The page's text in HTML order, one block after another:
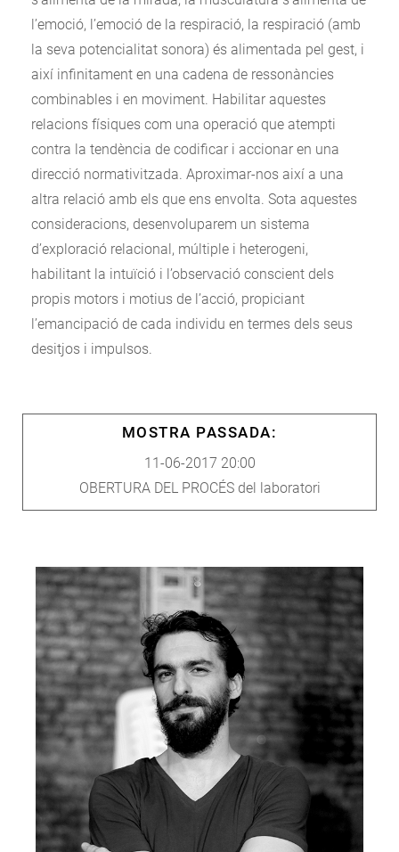
l’emoció, l’emoció de la respiració, la respiració (amb
la seva potencialitat sonora) és alimentada pel gest, i
així infinitament en una cadena de ressonàncies
combinables i en moviment. Habilitar aquestes
relacions físiques com una operació que atempti
contra la tendència de codificar i accionar en una
direcció normativitzada. Aproximar-nos així a una
altra relació amb els que ens envolta. Sota aquestes
consideracions, desenvoluparem un sistema
d’exploració relacional, múltiple i heterogeni,
habilitant la intuïció i l’observació conscient dels
propis motors i motius de l’acció, propiciant
l’emancipació de cada individu en termes dels seus
desitjos i impulsos.
MOSTRA PASSADA:
11-06-2017 20:00
OBERTURA DEL PROCÉS del laboratori